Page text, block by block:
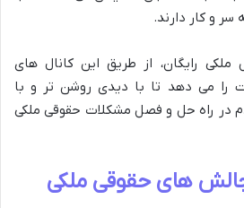
سر و کار دارند.
رایگان، از طریق این کانال های
را می دهد تا با دیدی روشن تر و با
در راه حل و فصل مشکلات حقوقی ملکی
های حقوقی ملکی